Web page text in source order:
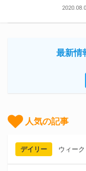
最新情
人気の記事
デイリー ウィー